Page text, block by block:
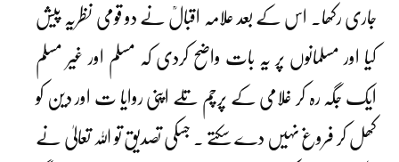
جاری رکھا۔ اس کے بعد علامہ اقبالؒ نے دو قومی نظریہ پیش
کیا اور مسلمانوں پر یہ بات واضح کردی کہ مسلم اور غیر مسلم
ایک جگہ رہ کر غلامی کے پرچم تلے اپنی روایا ت اور دین کو
کھل کر فروغ نہیں دے سکتے ۔ جسکی تصدیق تو اللہ تعالیٰ نے